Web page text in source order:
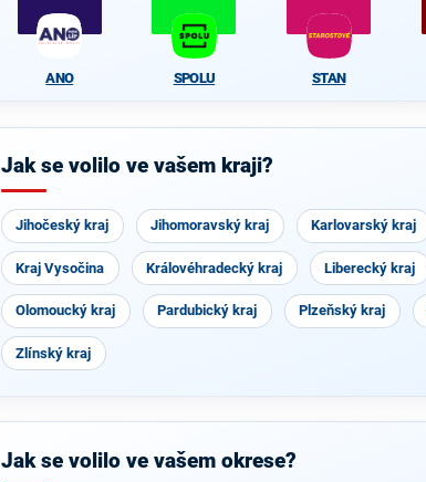
ANO SPOLU STAN
Jak se volilo ve vašem kraji?
Jihočeský kraj Jihomoravský kraj Karlovarský kraj
Kraj Vysočina Královéhradecký kraj Liberecký kraj
Olomoucký kraj Pardubický kraj Plzeňský kraj
Zlínský kraj
Jak se volilo ve vašem okrese?